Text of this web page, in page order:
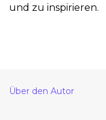
und zu inspirieren.
Über den Autor